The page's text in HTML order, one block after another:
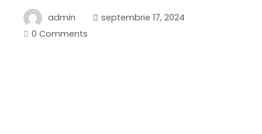
admin
septembrie 17, 2024
0 Comments